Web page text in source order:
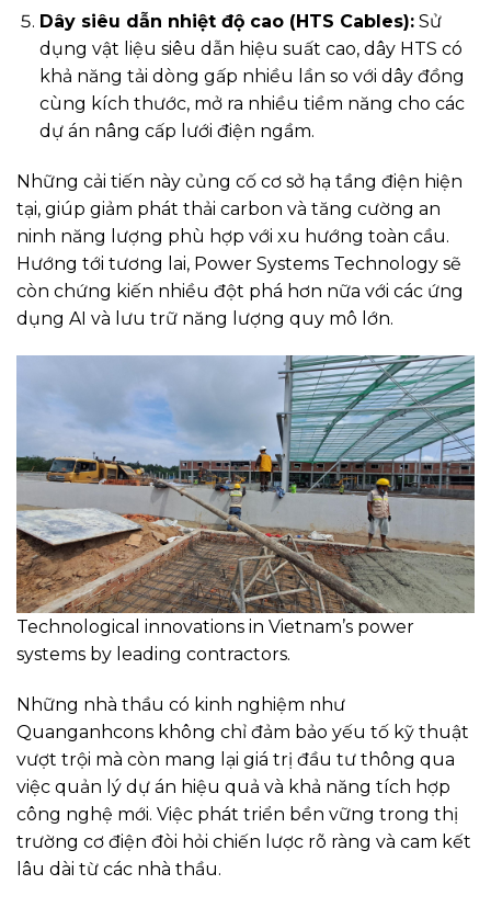
Dây siêu dẫn nhiệt độ cao (HTS Cables):Sử
dụng vật liệu siêu dẫn hiệu suất cao, dây HTS có
khả năng tải dòng gấp nhiều lần so với dây đồng
cùng kích thước, mở ra nhiều tiềm năng cho các
dự án nâng cấp lưới điện ngầm.
Những cải tiến này củng cố cơ sở hạ tầng điện hiện
tại, giúp giảm phát thải carbon và tăng cường an
ninh năng lượng phù hợp với xu hướng toàn cầu.
Hướng tới tương lai, Power Systems Technology sẽ
còn chứng kiến nhiều đột phá hơn nữa với các ứng
dụng AI và lưu trữ năng lượng quy mô lớn.
Technological innovations in Vietnam’s power
systems by leading contractors.
Những nhà thầu có kinh nghiệm như
Quanganhcons không chỉ đảm bảo yếu tố kỹ thuật
vượt trội mà còn mang lại giá trị đầu tư thông qua
việc quản lý dự án hiệu quả và khả năng tích hợp
công nghệ mới. Việc phát triển bền vững trong thị
trường cơ điện đòi hỏi chiến lược rõ ràng và cam kết
lâu dài từ các nhà thầu.